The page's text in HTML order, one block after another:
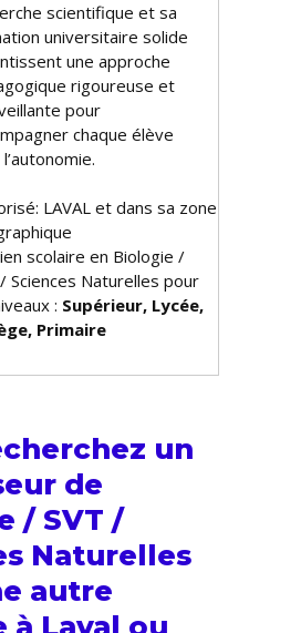
scientifique et sa
universitaire solide
une approche
rigoureuse et
pour
chaque élève
LAVAL et dans sa zone
scolaire en Biologie /
Sciences Naturelles pour
: Supérieur, Lycée,
Primaire
un
de
/ SVT /
Naturelles
autre
à Laval ou